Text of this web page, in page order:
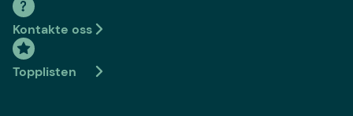
Kontakte oss
Topplisten